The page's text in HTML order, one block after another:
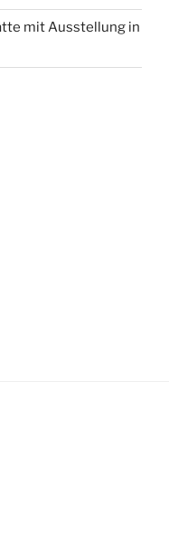
mit Ausstellung in